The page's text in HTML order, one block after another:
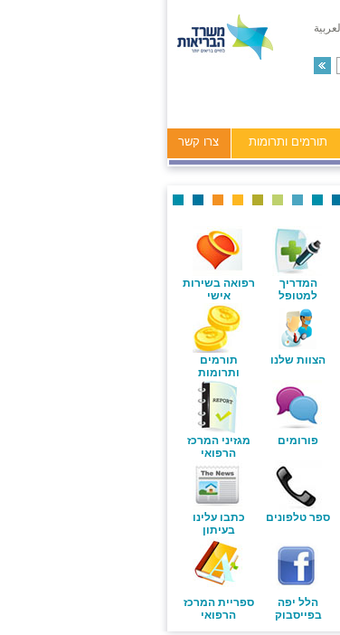
العربية
תורמים ותרומות צרו קשר
המדריך
למטופל
רפואה בשירות
אישי
הצוות שלנו
תורמים
ותרומות
פורומים
מגזיני המרכז
הרפואי
ספר טלפונים
כתבו עלינו
בעיתון
הלל יפה
בפייסבוק
ספריית המרכז
הרפואי